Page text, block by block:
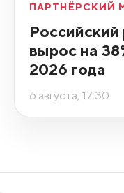
ПАРТНЁРСКИЙ
вырос на
2026 года
6 августа, 17:30